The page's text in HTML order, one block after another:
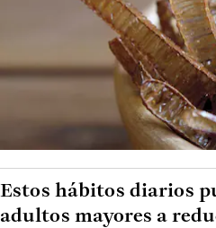
Estos hábitos diarios
adultos mayores a